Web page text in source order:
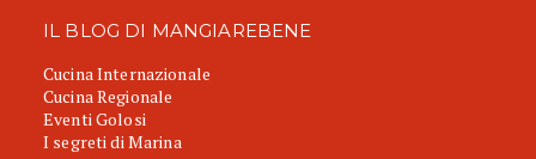
IL BLOG DI MANGIAREBENE
Cucina Internazionale
Cucina Regionale
Eventi Golosi
I segreti di Marina